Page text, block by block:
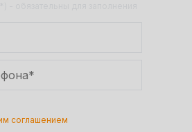
соглашением